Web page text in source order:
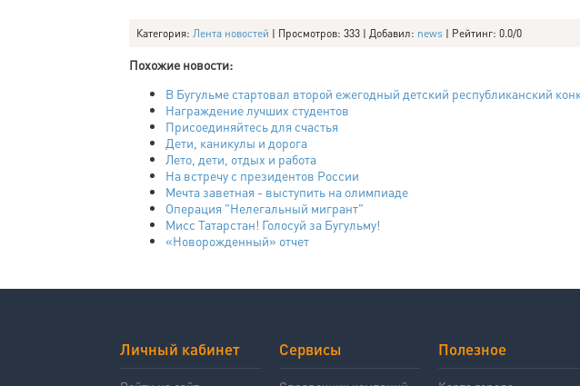
Категория: Лента новостей | Просмотров: 333 | Добавил: news | Рейтинг: 0.0/0
Похожие новости:
В Бугульме стартовал второй ежегодный детский республиканский
Награждение лучших студентов
Присоединяйтесь для счастья
Дети, каникулы и дорога
Лето, дети, отдых и работа
На встречу с президентов России
Мечта заветная - выступить на олимпиаде
Операция "Нелегальный мигрант"
Мисс Татарстан! Голосуй за Бугульму!
«Новорожденный» отчет
Личный кабинет Сервисы Полезное